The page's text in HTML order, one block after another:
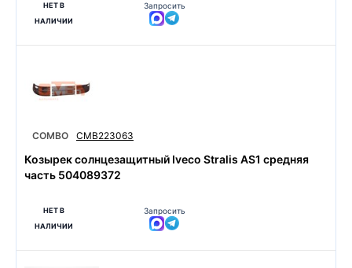
НЕТ В
НАЛИЧИИ
Запросить
COMBO CMB223063
Козырек солнцезащитный Iveco Stralis AS1 средняя
часть 504089372
НЕТ В
НАЛИЧИИ
Запросить